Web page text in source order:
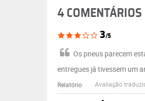
4 COMENTÁRIOS
3/5
Os pneus parecem
entregues já tivessem um
Relatório Avaliação